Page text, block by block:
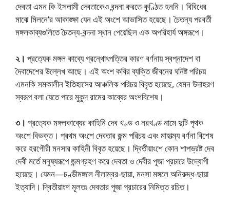
দেবতা এমন কি ইসলামী দেবতাকেও বন্দনা করতে কুণ্ঠিত হননি। বিবিধের
মাঝে মিলনে’র আকাঙ্ক্ষা যেন এই অংশে আভাসিত হয়েছে। চৈতন্য পরবর্তী
মঙ্গলকাব্যগুলিতে চৈতন্য-বন্দনা স্থান পেয়েছিল এক অপরিহার্য অঙ্গরূপে।
২। প্রত্যেক মঙ্গল কাব্যে গ্রন্থোৎপত্তির কারণ বর্ণনায় স্বপ্নাদেশ বা
দৈবাদেশের উল্লেখ আছে। এই অংশ কবির ব্যক্তি জীবনের ঘনিষ্ট পরিচয়
এমনকি সমকালীন ইতিহাসের আঞ্চলিক পরিচয় বিবৃত হয়েছে, যেমন উদাহরণ
স্বরূপ বলা যেতে পারে মুকুন্দ রামের কাব্যের অংশবিশেষ।
৩। প্রত্যেক মঙ্গলকাব্যের কাহিনি দেব খণ্ড ও নরখণ্ড নামে দুটি পৃথক
অংশে বিভক্ত। প্রথম অংশে দেবতার জন্ম পরিচয় এবং মাহাত্ম্য বর্ণনা বিশেষ
করে হরগৌরী মনসার কাহিনী বিবৃত হয়েছে। দ্বিতীয়াংশে কোন শাপভ্রষ্ট দেব
দেবী মর্তে মনুষ্যরূপে জন্মগ্রহণ করে দেবতা ও দেবীর পূজা প্রচারে উদ্যোগী
হয়েছে। যেমন—চণ্ডীমঙ্গলে নীলাম্বর-ছায়া, মনসা মঙ্গলে অনিরুদ্ধ-ছায়া
ইত্যাদি। দ্বিতীয়াংশ মূলতঃ দেবতার পূজা প্রচারের নিমিত্ত রচিত।